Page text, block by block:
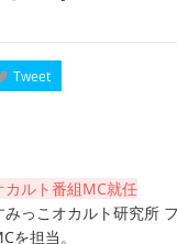
Tweet
ルト番組MC就任
っこオカルト研究所
を担当。